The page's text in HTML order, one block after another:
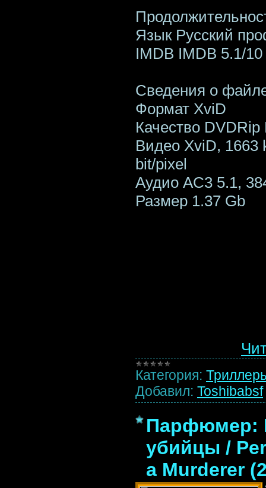
Язык Русский
IMDB IMDB 5.1/
Сведения о
Формат XviD
Качество DVDRip
Видео XviD, 1663
bit/pixel
Аудио AC3 5.1,
Размер 1.37 Gb
Категория:
Добавил: Toshibabsf
Парфюмер:
убийцы /
a Murderer